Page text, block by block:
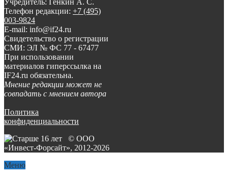
Учредитель: Генкин А. С.
Телефон редакции: +7 (495)
003-9824
E-mail: info@if24.ru
Свидетельство о регистрации
СМИ: ЭЛ № ФС 77 - 67477
При использовании
материалов гиперссылка на
IF24.ru обязательна.
Мнение редакции может не
совпадать с мнением автора
Политика
конфиденциальности
© ООО
«Инвест-Форсайт», 2012-2026
Меню